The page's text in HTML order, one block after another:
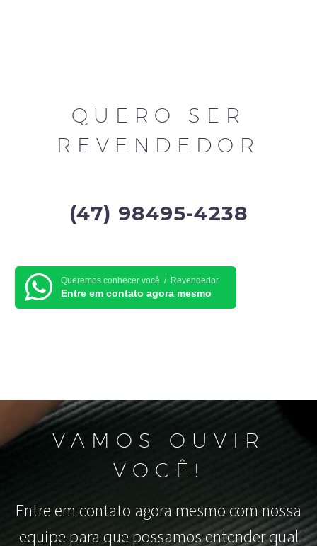
QUERO SER
REVENDEDOR
(47) 98495-4238
Queremos conhecer você / Revendedor
Entre em contato agora mesmo
VAMOS OUVIR
VOCÊ!
Entre em contato agora mesmo com nossa
equipe para que possamos entender qual